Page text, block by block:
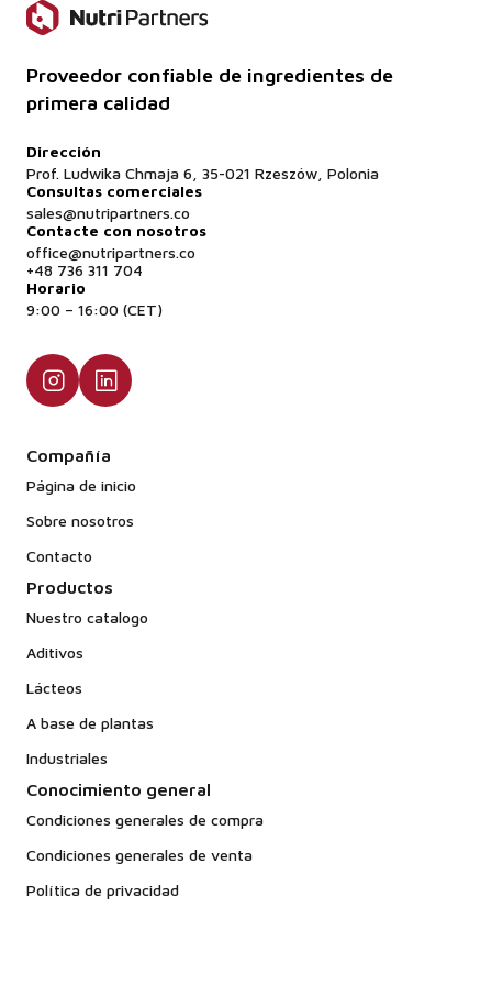
Proveedor confiable de ingredientes de
primera calidad
Dirección
Prof. Ludwika Chmaja 6, 35-021 Rzeszów, Polonia
Consultas comerciales
sales@nutripartners.co
Contacte con nosotros
office@nutripartners.co
+48 736 311 704
Horario
9:00 – 16:00 (CET)
Compañía
Página de inicio
Sobre nosotros
Contacto
Productos
Nuestro catalogo
Aditivos
Lácteos
A base de plantas
Industriales
Conocimiento general
Condiciones generales de compra
Condiciones generales de venta
Política de privacidad